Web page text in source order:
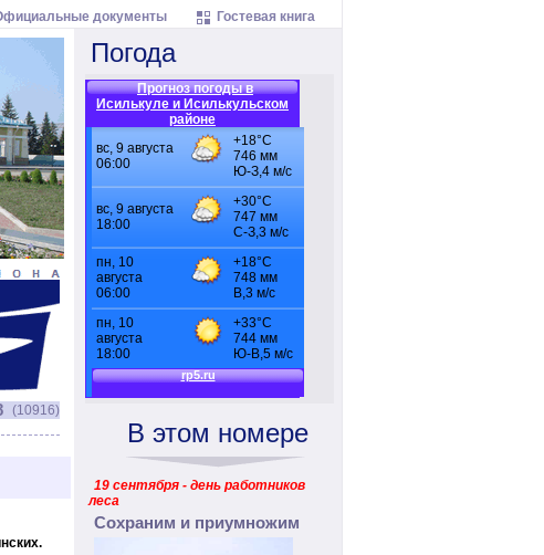
документы Гостевая книга
(10916)
Погода
Прогноз погоды в
Исилькуле и Исилькульском
районе
В этом номере
19 сентября - день работников
леса
Сохраним и приумножим